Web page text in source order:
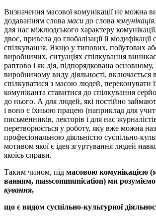
Визначення масової комунікації не можна
до­да­ванням словамаси до слова комунікація
для нас міжлюдського характеру
двоє, привела до глобалізації й
спілкування. Якщо у ти­по­вих, побутових
виробничих, ситуаціях спілкування
раптово і як дія, підпорядкована
виробничому виду діяльності, включається
спілкуватися з масою людей, переконувати
кому­ні­канта ставитися до спілкування
до нього. А для людей, які постійно
і воно є їхньою пра­цею (наприклад для
письменників, лекторів і для нас
перетворюється у роботу, яку вже можна
професіональною діяльністю суспільно-
моти­вом якої є ідея згуртування людей
якоїсь спра­ви.
Таким чином, під масовою комунікацією
ванням, masscommunication) ми розуміємо
кування,
що є видом суспіль­но-культурної